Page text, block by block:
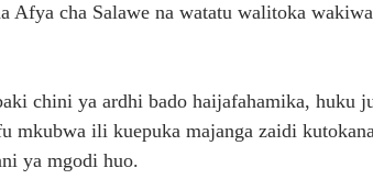
Afya cha Salawe na watatu walitoka
chini ya ardhi bado haijafahamika, huku
mkubwa ili kuepuka majanga zaidi
ya mgodi huo.